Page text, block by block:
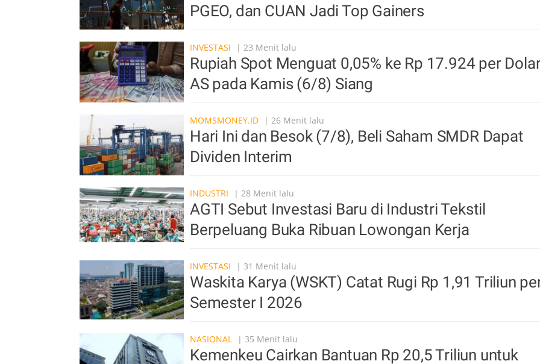
PGEO, dan CUAN Jadi Top Gainers
INVESTASI | 23 Menit lalu
Rupiah Spot Menguat 0,05% ke Rp 17.924 per
AS pada Kamis (6/8) Siang
MOMSMONEY.ID | 26 Menit lalu
Hari Ini dan Besok (7/8), Beli Saham SMDR Dapat
Dividen Interim
INDUSTRI | 28 Menit lalu
AGTI Sebut Investasi Baru di Industri Tekstil
Berpeluang Buka Ribuan Lowongan Kerja
INVESTASI | 31 Menit lalu
Waskita Karya (WSKT) Catat Rugi Rp 1,91 Triliun
Semester I 2026
NASIONAL | 35 Menit lalu
Kemenkeu Cairkan Bantuan Rp 20,5 Triliun untuk